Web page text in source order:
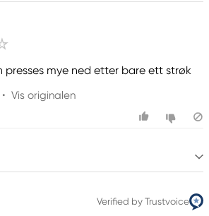
presses mye ned etter bare ett strøk
• Vis originalen
Verified by Trustvoice